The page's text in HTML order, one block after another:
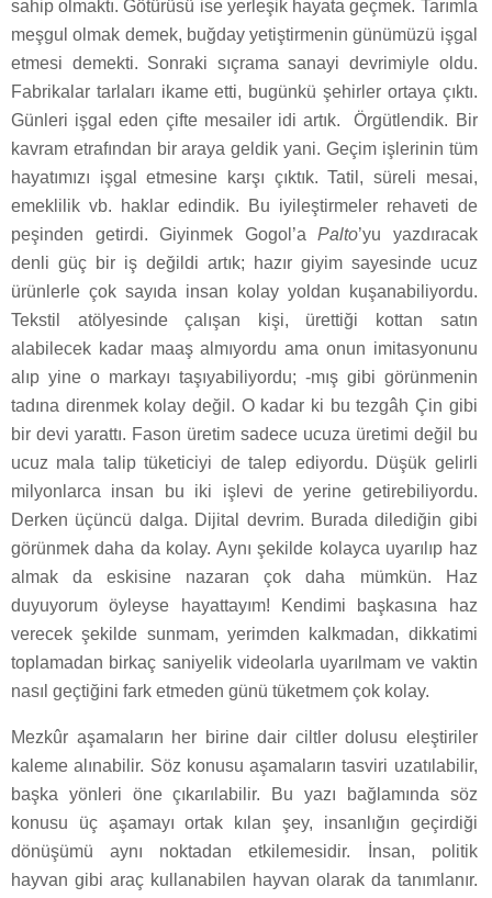
sahip olmaktı. Götürüsü ise yerleşik hayata geçmek. Tarımla
meşgul olmak demek, buğday yetiştirmenin günümüzü işgal
etmesi demekti. Sonraki sıçrama sanayi devrimiyle oldu.
Fabrikalar tarlaları ikame etti, bugünkü şehirler ortaya çıktı.
Günleri işgal eden çifte mesailer idi artık. Örgütlendik. Bir
kavram etrafından bir araya geldik yani. Geçim işlerinin tüm
hayatımızı işgal etmesine karşı çıktık. Tatil, süreli mesai,
emeklilik vb. haklar edindik. Bu iyileştirmeler rehaveti de
peşinden getirdi. Giyinmek Gogol’aPalto’yu yazdıracak
denli güç bir iş değildi artık; hazır giyim sayesinde ucuz
ürünlerle çok sayıda insan kolay yoldan kuşanabiliyordu.
Tekstil atölyesinde çalışan kişi, ürettiği kottan satın
alabilecek kadar maaş almıyordu ama onun imitasyonunu
alıp yine o markayı taşıyabiliyordu; -mış gibi görünmenin
tadına direnmek kolay değil. O kadar ki bu tezgâh Çin gibi
bir devi yarattı. Fason üretim sadece ucuza üretimi değil bu
ucuz mala talip tüketiciyi de talep ediyordu. Düşük gelirli
milyonlarca insan bu iki işlevi de yerine getirebiliyordu.
Derken üçüncü dalga. Dijital devrim. Burada dilediğin gibi
görünmek daha da kolay. Aynı şekilde kolayca uyarılıp haz
almak da eskisine nazaran çok daha mümkün. Haz
duyuyorum öyleyse hayattayım! Kendimi başkasına haz
verecek şekilde sunmam, yerimden kalkmadan, dikkatimi
toplamadan birkaç saniyelik videolarla uyarılmam ve vaktin
nasıl geçtiğini fark etmeden günü tüketmem çok kolay.
Mezkûr aşamaların her birine dair ciltler dolusu eleştiriler
kaleme alınabilir. Söz konusu aşamaların tasviri uzatılabilir,
başka yönleri öne çıkarılabilir. Bu yazı bağlamında söz
konusu üç aşamayı ortak kılan şey, insanlığın geçirdiği
dönüşümü aynı noktadan etkilemesidir. İnsan, politik
hayvan gibi araç kullanabilen hayvan olarak da tanımlanır.